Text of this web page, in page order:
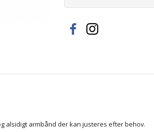
alsidigt armbånd der kan justeres efter behov.